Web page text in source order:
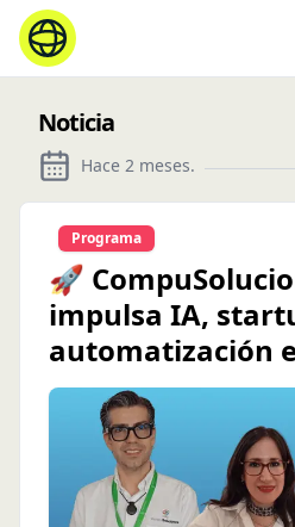
Noticia
Hace 2 meses.
Programa
🚀
impulsa IA,
automatización